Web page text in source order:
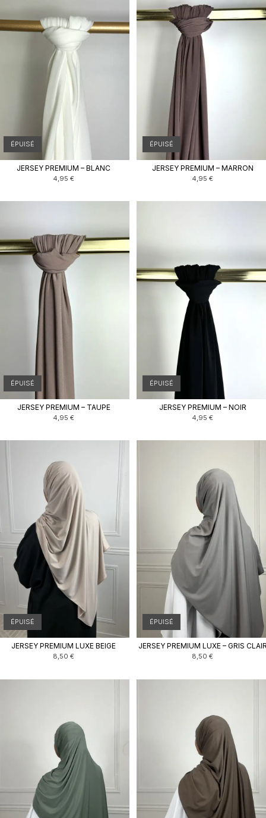
ÉPUISÉ
JERSEY PREMIUM – BLANC
4,95 €
ÉPUISÉ
JERSEY PREMIUM – MARRON
4,95 €
ÉPUISÉ
JERSEY PREMIUM – TAUPE
4,95 €
ÉPUISÉ
JERSEY PREMIUM – NOIR
4,95 €
ÉPUISÉ
JERSEY PREMIUM LUXE BEIGE
8,50 €
ÉPUISÉ
JERSEY PREMIUM LUXE – GRIS
8,50 €